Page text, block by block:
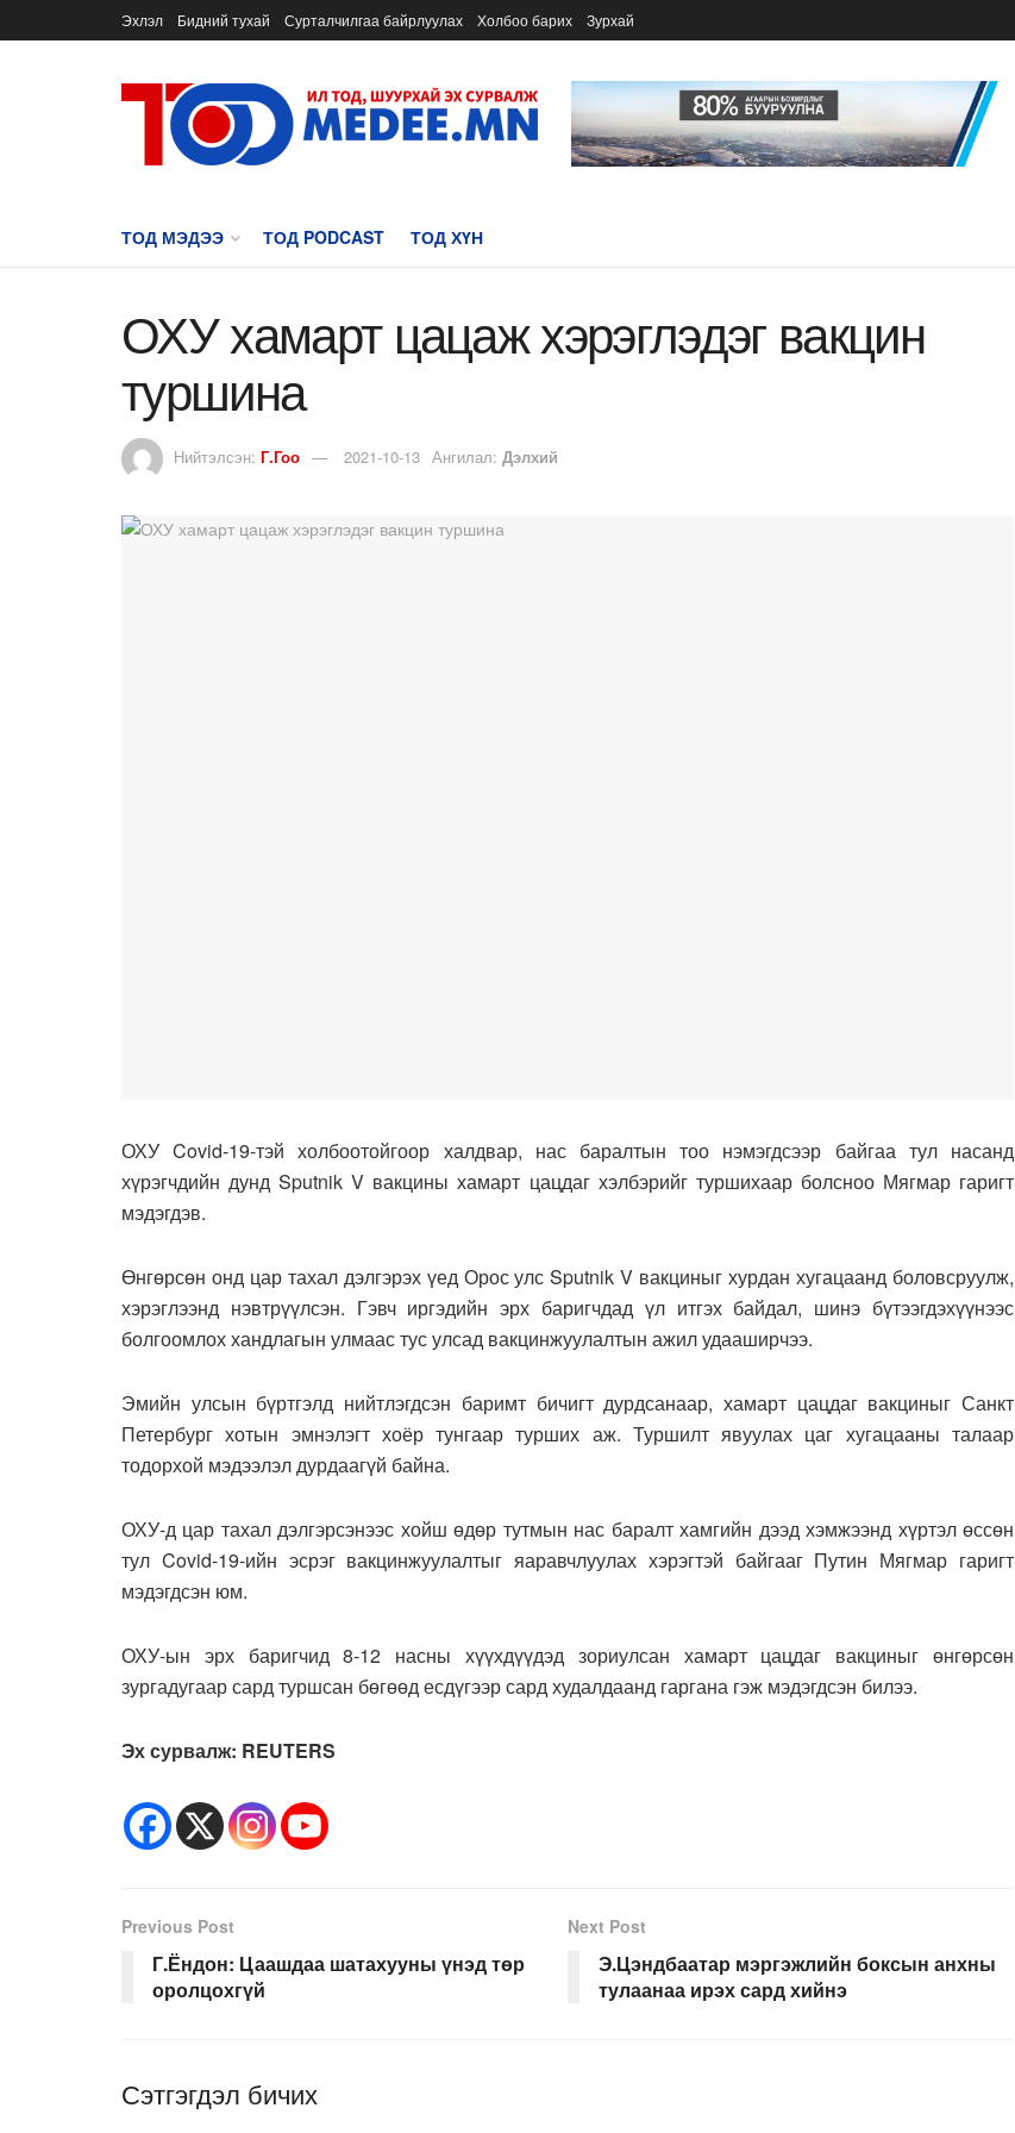
Эхлэл Бидний тухай Сурталчилгаа байрлуулах Холбоо барих Зурхай
ТОД МЭДЭЭ ТОД PODCAST ТОД ХҮН
ОХУ хамарт цацаж хэрэглэдэг вакцин
туршина
Нийтэлсэн: Г.Гоо 2021-10-13 Ангилал: Дэлхий
ОХУ Covid-19-тэй холбоотойгоор халдвар, нас баралтын тоо нэмэгдсээр байгаа тул насанд
хүрэгчдийн дунд Sputnik V вакцины хамарт цацдаг хэлбэрийг туршихаар болсноо Мягмар гаригт
мэдэгдэв.
Өнгөрсөн онд цар тахал дэлгэрэх үед Орос улс Sputnik V вакциныг хурдан хугацаанд боловсруулж,
хэрэглээнд нэвтрүүлсэн. Гэвч иргэдийн эрх баригчдад үл итгэх байдал, шинэ бүтээгдэхүүнээс
болгоомлох хандлагын улмаас тус улсад вакцинжуулалтын ажил удааширчээ.
Эмийн улсын бүртгэлд нийтлэгдсэн баримт бичигт дурдсанаар, хамарт цацдаг вакциныг Санкт
Петербург хотын эмнэлэгт хоёр тунгаар турших аж. Туршилт явуулах цаг хугацааны талаар
тодорхой мэдээлэл дурдаагүй байна.
ОХУ-д цар тахал дэлгэрсэнээс хойш өдөр тутмын нас баралт хамгийн дээд хэмжээнд хүртэл өссөн
тул Covid-19-ийн эсрэг вакцинжуулалтыг яаравчлуулах хэрэгтэй байгааг Путин Мягмар гаригт
мэдэгдсэн юм.
ОХУ-ын эрх баригчид 8-12 насны хүүхдүүдэд зориулсан хамарт цацдаг вакциныг өнгөрсөн
зургадугаар сард туршсан бөгөөд есдүгээр сард худалдаанд гаргана гэж мэдэгдсэн билээ.
Эх сурвалж: REUTERS
Previous Post
Г.Ёндон: Цаашдаа шатахууны үнэд төр
оролцохгүй
Next Post
Э.Цэндбаатар мэргэжлийн боксын анхны
тулаанаа ирэх сард хийнэ
Сэтгэгдэл бичих